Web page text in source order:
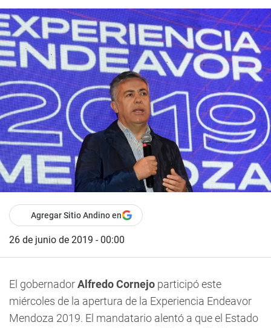
Agregar Sitio Andino en
26 de junio de 2019 - 00:00
El gobernadorAlfredo Cornejo participó este
miércoles de la apertura de la Experiencia Endeavor
Mendoza 2019. El mandatario alentó a que el Estado